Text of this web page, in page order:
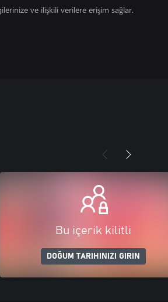
ve ilişkili verilere erişim sağlar.
Bu içerik kilitli
DOĞUM TARIHINIZI GIRIN